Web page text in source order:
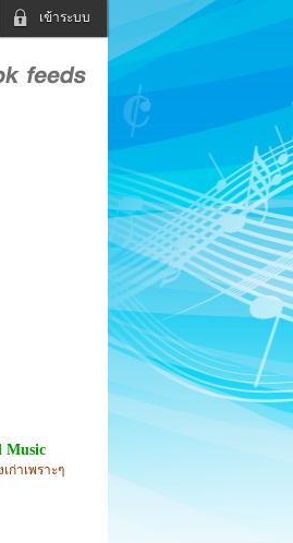
เข้าระบบ
Music
เก่าเพราะๆ